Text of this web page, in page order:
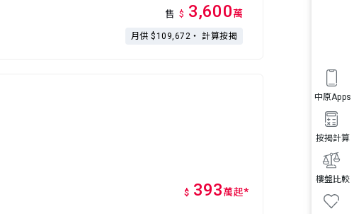
樓盤比較
按揭計算
中原Apps
售 $ 3,600萬
月供 $109,672・ 計算按揭
$ 393萬起*